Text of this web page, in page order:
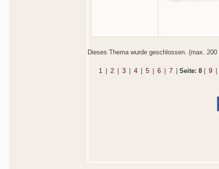
Dieses Thema wurde geschlossen. (max. 200
1 2 3 4 5 6 7 Seite: 8 9